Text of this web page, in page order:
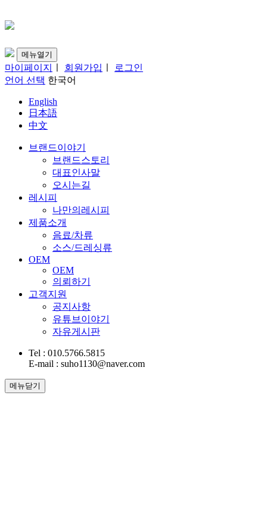
메뉴열기
마이페이지 회원가입
로그인
언어 선택 한국어
English
日本語
中文
브랜드이야기
브랜드스토리
대표인사말
오시는길
레시피
나만의레시피
제품소개
음료/차류
소스/드레싱류
OEM
OEM
의뢰하기
고객지원
공지사항
유튜브이야기
자유게시판
Tel : 010.5766.5815
E-mail : suho1130@naver.com
메뉴닫기